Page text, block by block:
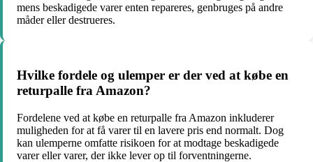
mens beskadigede varer enten repareres, genbruges på andre
måder eller destrueres.
Hvilke fordele og ulemper er der ved at købe en
returpalle fra Amazon?
Fordelene ved at købe en returpalle fra Amazon inkluderer
muligheden for at få varer til en lavere pris end normalt. Dog
kan ulemperne omfatte risikoen for at modtage beskadigede
varer eller varer, der ikke lever op til forventningerne.